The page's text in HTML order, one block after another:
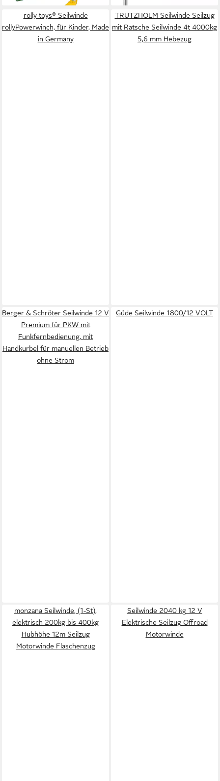
rolly toys® Seilwinde
rollyPowerwinch, für Kinder, Made
in Germany
TRUTZHOLM Seilwinde Seilzug
mit Ratsche Seilwinde 4t 4000kg
5,6 mm Hebezug
Berger & Schröter Seilwinde 12 V
Premium für PKW mit
Funkfernbedienung, mit
Handkurbel für manuellen Betrieb
ohne Strom
Güde Seilwinde 1800/12 VOLT
monzana Seilwinde, (1-St),
elektrisch 200kg bis 400kg
Hubhöhe 12m Seilzug
Motorwinde Flaschenzug
Seilwinde 2040 kg 12 V
Elektrische Seilzug Offroad
Motorwinde